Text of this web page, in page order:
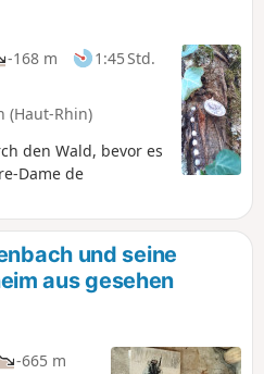
-168 m
1:45 Std.
(Haut-Rhin)
den Wald, bevor es
Dame de
und seine
aus gesehen
-665 m